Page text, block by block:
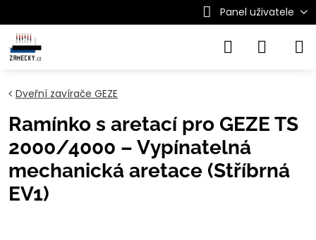
Panel uživatele
Dveřní zavírače GEZE
Ramínko s aretací pro GEZE TS
2000/4000 – Vypínatelná
mechanická aretace (Stříbrná
EV1)